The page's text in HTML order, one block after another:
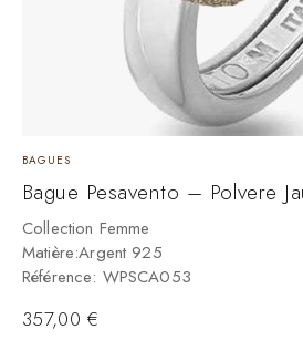
BAGUES
Bague Pesavento – Polvere
Collection Femme
Matière:Argent 925
Référence: WPSCA053
357,00 €